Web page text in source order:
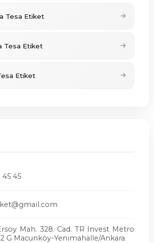
Tesa Etiket
Tesa Etiket
Etiket
45 45
Mah. 328. Cad. TR Invest Metro
G Macunköy-Yenimahalle/Ankara